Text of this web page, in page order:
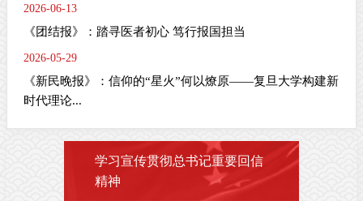
2026-06-13
《团结报》：踏寻医者初心 笃行报国担当
2026-05-29
《新民晚报》：信仰的“星火”何以燎原——复旦大学构建新
时代理论...
学习宣传贯彻总书记重要回信
精神